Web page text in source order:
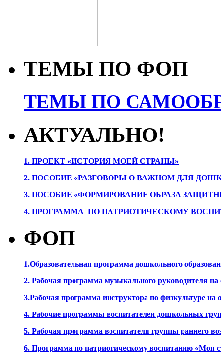
ТЕМЫ ПО ФОП
ТЕМЫ ПО
АКТУАЛЬНО!
1. ПРОЕКТ «ИСТОРИЯ МОЕЙ СТРАНЫ»
2. ПОСОБИЕ «РАЗГОВОРЫ О ВАЖНОМ ДЛЯ
3. ПОСОБИЕ «ФОРМИРОВАНИЕ ОБРАЗА
4. ПРОГРАММА ПО ПАТРИОТИЧЕСКОМУ
ФОП
1.Образовательная программа дошкольного
2. Рабочая программа музыкального руководителя
3.Рабочая программа инструктора по физкультуре
4. Рабочие программы воспитателей дошкольных
5. Рабочая программа воспитателя группы раннего
6. Программа по патриотическому воспитанию «Моя